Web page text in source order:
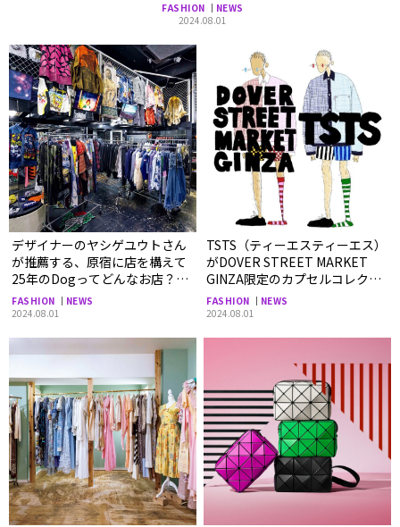
FASHION
NEWS
2024.08.01
デザイナーのヤシゲユウトさん
が推薦する、原宿に店を構えて
25年のDogってどんなお店？＜
ファッションのプロが選ぶ、
とっておきの古着屋＞
FASHION
NEWS
2024.08.01
TSTS（ティーエスティーエス）
がDOVER STREET MARKET
GINZA限定のカプセルコレク
ションを発売。
FASHION
NEWS
2024.08.01